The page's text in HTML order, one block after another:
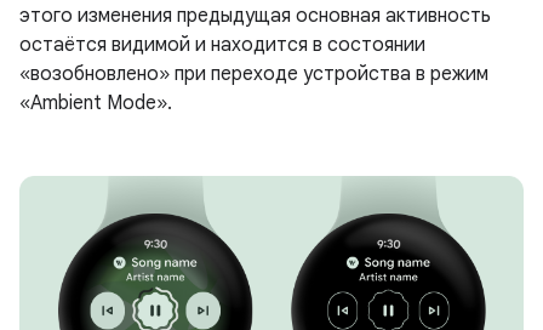
этого изменения предыдущая основная активность
остаётся видимой и находится в состоянии
«возобновлено» при переходе устройства в режим
«Ambient Mode».